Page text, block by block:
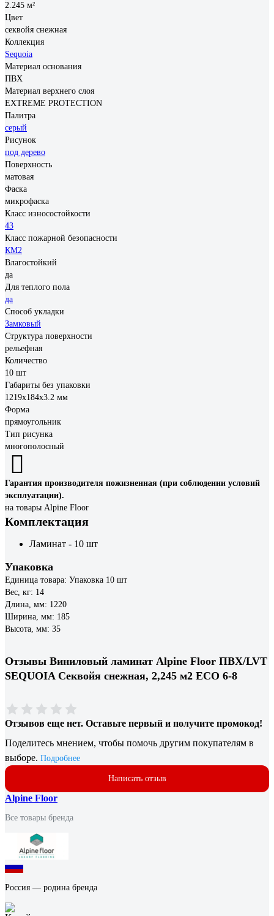
2.245 м²
Цвет
секвойя снежная
Коллекция
Sequoia
Материал основания
ПВХ
Материал верхнего слоя
EXTREME PROTECTION
Палитра
серый
Рисунок
под дерево
Поверхность
матовая
Фаска
микрофаска
Класс износостойкости
43
Класс пожарной безопасности
КМ2
Влагостойкий
да
Для теплого пола
да
Способ укладки
Замковый
Структура поверхности
рельефная
Количество
10 шт
Габариты без упаковки
1219х184х3.2 мм
Форма
прямоугольник
Тип рисунка
многополосный
Гарантия производителя пожизненная (при соблюдении условий
эксплуатации).
на товары Alpine Floor
Комплектация
Ламинат - 10 шт
Упаковка
Единица товара: Упаковка 10 шт
Вес, кг: 14
Длина, мм: 1220
Ширина, мм: 185
Высота, мм: 35
Отзывы Виниловый ламинат Alpine Floor ПВХ/LVT
SEQUOIA Секвойя снежная, 2,245 м2 ЕСО 6-8
Отзывов еще нет. Оставьте первый и получите промокод!
Поделитесь мнением, чтобы помочь другим покупателям в
выборе. Подробнее
Написать отзыв
Alpine Floor
Все товары бренда
Россия — родина бренда